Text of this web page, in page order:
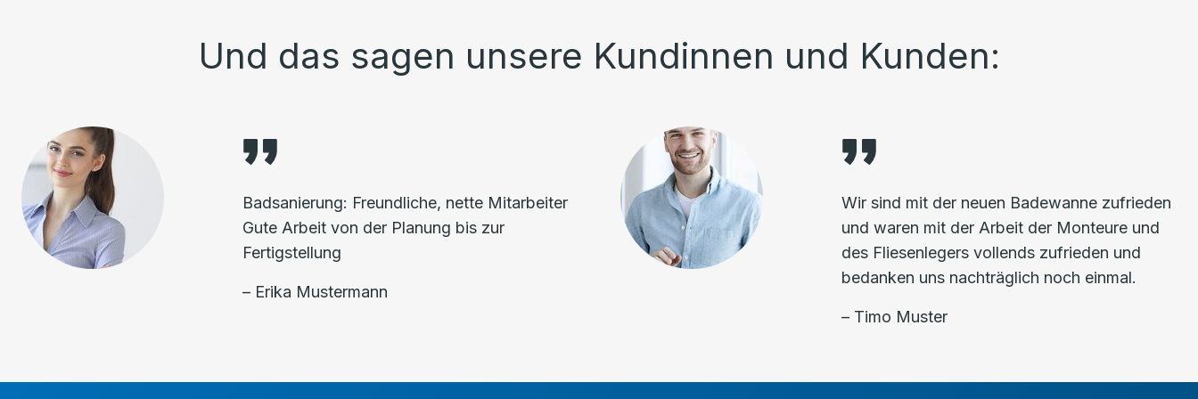
Und das sagen unsere Kundinnen und Kunden:
Badsanierung: Freundliche, nette Mitarbeiter
Gute Arbeit von der Planung bis zur
Fertigstellung
– Erika Mustermann
Wir sind mit der neuen Badewanne zufrieden
und waren mit der Arbeit der Monteure und
des Fliesenlegers vollends zufrieden und
bedanken uns nachträglich noch einmal.
– Timo Muster